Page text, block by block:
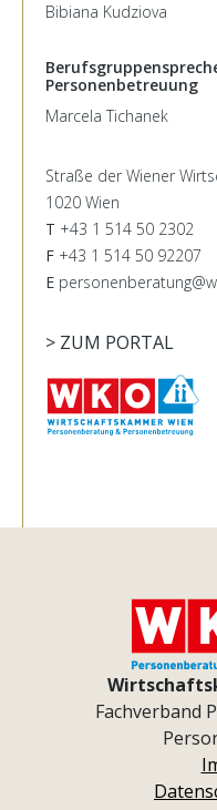
Bibiana Kudziova
Personenbetreuung
Marcela Tichanek
Straße der Wiener
1020 Wien
T +43 1 514 50 2302
F +43 1 514 50 92207
E
> ZUM PORTAL
Fachverband